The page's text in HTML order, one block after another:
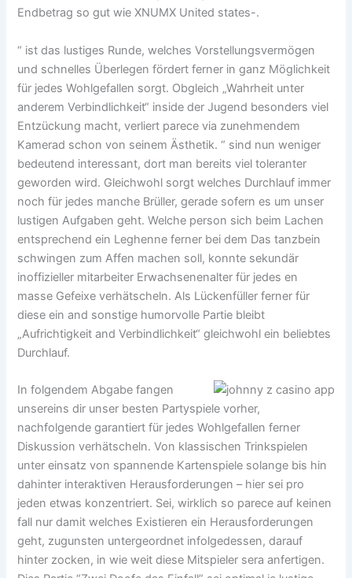
Endbetrag so gut wie XNUMX United states-.
“ ist das lustiges Runde, welches Vorstellungsvermögen
und schnelles Überlegen fördert ferner in ganz Möglichkeit
für jedes Wohlgefallen sorgt. Obgleich „Wahrheit unter
anderem Verbindlichkeit“ inside der Jugend besonders viel
Entzückung macht, verliert parece via zunehmendem
Kamerad schon von seinem Ästhetik. “ sind nun weniger
bedeutend interessant, dort man bereits viel toleranter
geworden wird. Gleichwohl sorgt welches Durchlauf immer
noch für jedes manche Brüller, gerade sofern es um unser
lustigen Aufgaben geht. Welche person sich beim Lachen
entsprechend ein Leghenne ferner bei dem Das tanzbein
schwingen zum Affen machen soll, konnte sekundär
inoffizieller mitarbeiter Erwachsenenalter für jedes en
masse Gefeixe verhätscheln. Als Lückenfüller ferner für
diese ein and sonstige humorvolle Partie bleibt
„Aufrichtigkeit and Verbindlichkeit“ gleichwohl ein beliebtes
Durchlauf.
In folgendem Abgabe fangen
unsereins dir unser besten Partyspiele vorher,
nachfolgende garantiert für jedes Wohlgefallen ferner
Diskussion verhätscheln. Von klassischen Trinkspielen
unter einsatz von spannende Kartenspiele solange bis hin
dahinter interaktiven Herausforderungen – hier sei pro
jeden etwas konzentriert. Sei, wirklich so parece auf keinen
fall nur damit welches Existieren ein Herausforderungen
geht, zugunsten untergeordnet infolgedessen, darauf
hinter zocken, in wie weit diese Mitspieler sera anfertigen.